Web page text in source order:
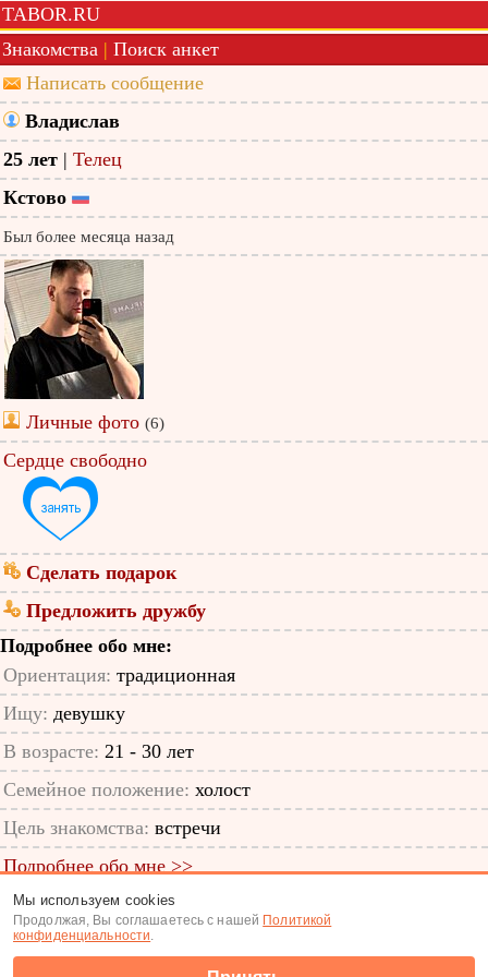
TABOR.RU
Знакомства | Поиск анкет
Написать сообщение
Владислав
25 лет | Телец
Кстово
Был более месяца назад
Личные фото (6)
Сердце свободно
Сделать подарок
Предложить дружбу
Подробнее обо мне:
Ориентация: традиционная
Ищу: девушку
В возрасте: 21 - 30 лет
Семейное положение: холост
Цель знакомства: встречи
Подробнее обо мне >>
ID анкеты: 56163002
Знакомства|Поиск анкет
Мы используем cookies
Продолжая, Вы соглашаетесь с нашей Политикой
конфиденциальности.